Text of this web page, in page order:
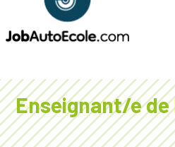
Enseignant/e